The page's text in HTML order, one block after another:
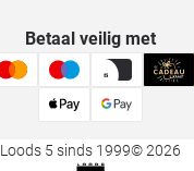
Betaal veilig met
Loods 5 sinds 1999© 2026